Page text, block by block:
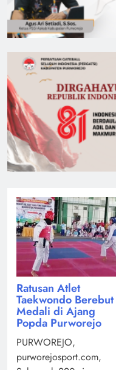
Ratusan Atlet
Taekwondo Berebut
Medali di Ajang
Popda Purworejo
PURWOREJO,
purworejosport.com,